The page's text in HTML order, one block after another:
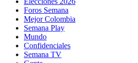
Foros Semana
Mejor Colombia
Semana Play
Mundo
Confidenciales
Semana TV